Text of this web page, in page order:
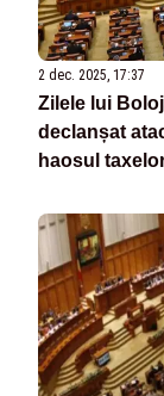
2 dec. 2025, 17:37
Zilele lui
declanșat
haosul